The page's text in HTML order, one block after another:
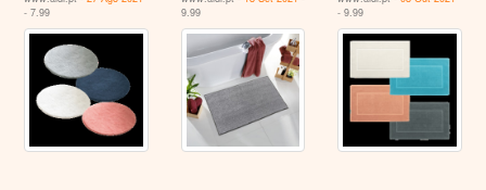
- 7.99
9.99
- 9.99